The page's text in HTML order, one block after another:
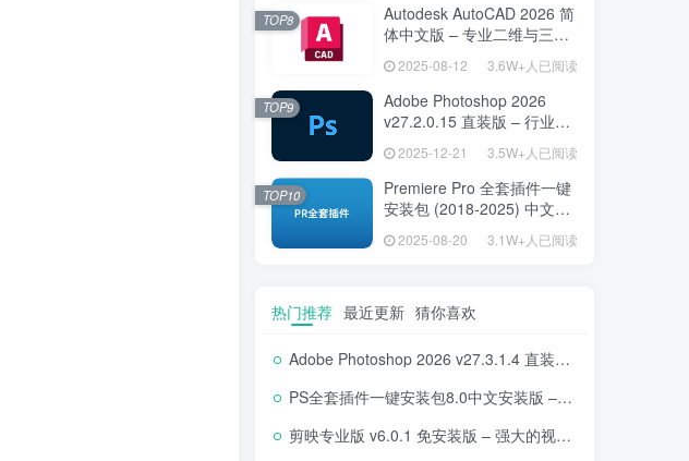
Autodesk AutoCAD 2026 简
体中文版 – 专业二维与三维
2025-08-12 3.6W+人已阅读
TOP8
Adobe Photoshop 2026
v27.2.0.15 直装版 – 行业标
2025-12-21 3.5W+人已阅读
TOP9
Premiere Pro 全套插件一键
安装包 (2018-2025) 中文安
率的专业工具
2025-08-20 3.1W+人已阅读
TOP10
热门推荐 最近更新 猜你喜欢
Adobe Photoshop 2026 v27.3.1.4 直装版下载 – 专业图像编辑软件
PS全套插件一键安装包8.0中文安装版 – 支持2018-2025 – 提升设计效率
剪映专业版 v6.0.1 免安装版 – 强大的视频编辑工具